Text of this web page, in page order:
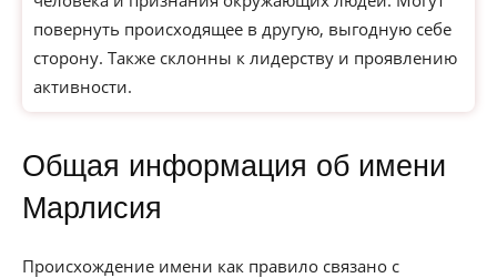
повернуть происходящее в другую, выгодную себе
сторону. Также склонны к лидерству и проявлению
активности.
Общая информация об имени
Марлисия
Происхождение имени как правило связано с